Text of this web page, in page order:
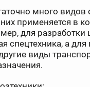
много видов
применяется в
для разработки
спецтехника, а
виды